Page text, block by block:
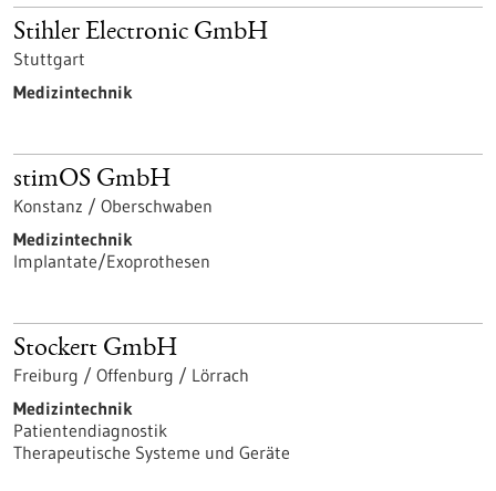
Stihler Electronic GmbH
Stuttgart
Medizintechnik
stimOS GmbH
Konstanz / Oberschwaben
Medizintechnik
Implantate/Exoprothesen
Stockert GmbH
Freiburg / Offenburg / Lörrach
Medizintechnik
Patientendiagnostik
Therapeutische Systeme und Geräte